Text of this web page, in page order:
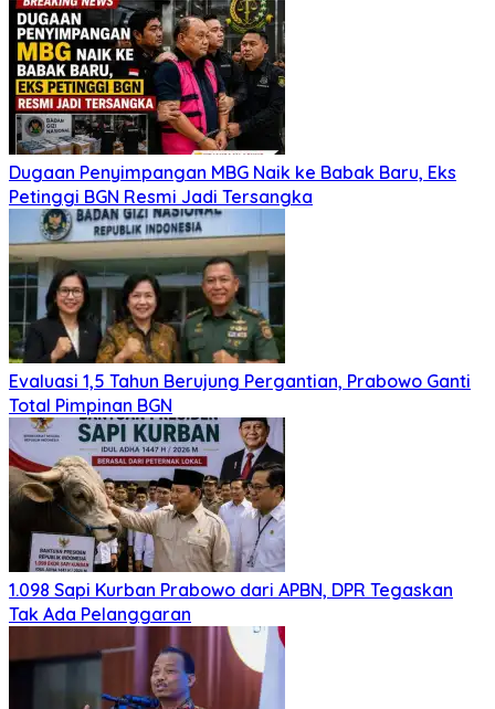
Dugaan Penyimpangan MBG Naik ke Babak Baru, Eks
Petinggi BGN Resmi Jadi Tersangka
Evaluasi 1,5 Tahun Berujung Pergantian, Prabowo Ganti
Total Pimpinan BGN
1.098 Sapi Kurban Prabowo dari APBN, DPR Tegaskan
Tak Ada Pelanggaran